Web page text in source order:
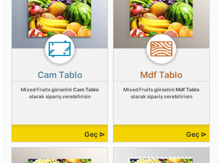
Cam Tablo
Mixed Fruits görselini Cam Tablo
olarak sipariş verebilirisin
Geç ⊳
Mdf Tablo
Mixed Fruits görselini Mdf Tablo
olarak sipariş verebilirisin
Geç ⊳